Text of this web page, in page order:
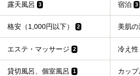
露天風呂 3 宿泊 3
格安（1,000円以下） 2 美肌の
エステ・マッサージ 2 冷え性
貸切風呂、個室風呂 1 カップ